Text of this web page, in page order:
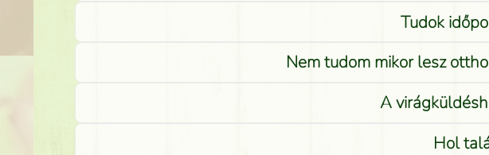
Tudok
Nem tudom mikor lesz
A
Hol